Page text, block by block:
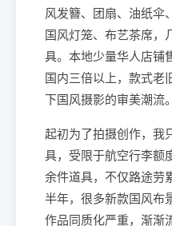
风发簪、团扇、油纸伞
国风灯笼、布艺茶席，
具。本地少量华人店铺
国内三倍以上，款式老
下国风摄影的审美潮流。
起初为了拍摄创作，我
具，受限于航空行李额
余件道具，不仅路途劳
半年，很多新款国风布
作品同质化严重，渐渐